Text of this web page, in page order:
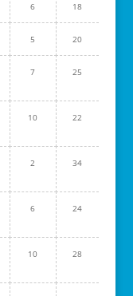
6 18
5 20
7 25
10 22
2 34
6 24
10 28